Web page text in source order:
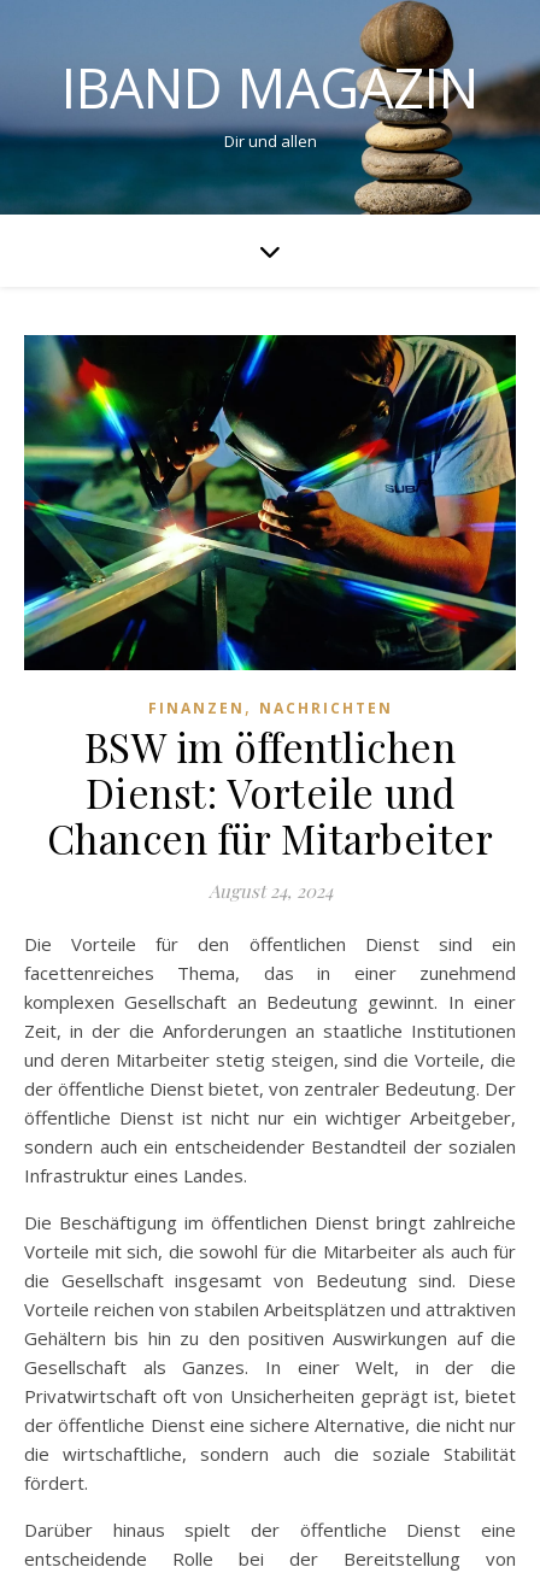
IBAND MAGAZIN
Dir und allen
FINANZEN , NACHRICHTEN
BSW im öffentlichen
Dienst: Vorteile und
Chancen für Mitarbeiter
August 24, 2024
Die Vorteile für den öffentlichen Dienst sind ein
facettenreiches Thema, das in einer zunehmend
komplexen Gesellschaft an Bedeutung gewinnt. In einer
Zeit, in der die Anforderungen an staatliche Institutionen
und deren Mitarbeiter stetig steigen, sind die Vorteile, die
der öffentliche Dienst bietet, von zentraler Bedeutung. Der
öffentliche Dienst ist nicht nur ein wichtiger Arbeitgeber,
sondern auch ein entscheidender Bestandteil der sozialen
Infrastruktur eines Landes.
Die Beschäftigung im öffentlichen Dienst bringt zahlreiche
Vorteile mit sich, die sowohl für die Mitarbeiter als auch für
die Gesellschaft insgesamt von Bedeutung sind. Diese
Vorteile reichen von stabilen Arbeitsplätzen und attraktiven
Gehältern bis hin zu den positiven Auswirkungen auf die
Gesellschaft als Ganzes. In einer Welt, in der die
Privatwirtschaft oft von Unsicherheiten geprägt ist, bietet
der öffentliche Dienst eine sichere Alternative, die nicht nur
die wirtschaftliche, sondern auch die soziale Stabilität
fördert.
Darüber hinaus spielt der öffentliche Dienst eine
entscheidende Rolle bei der Bereitstellung von